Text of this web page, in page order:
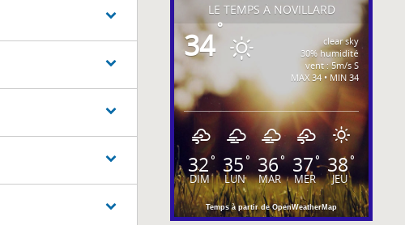
LE TEMPS À NOVILLARD
34°
clear sky
30% humidité
vent : 5m/s S
MAX 34 • MIN 34
32°
DIM
35°
LUN
36°
MAR
37°
MER
38°
JEU
Temps à partir de OpenWeatherMap